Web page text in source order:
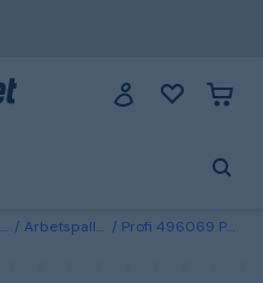
Arbetspallar & liggbrädor Profi 496069 PELA Arbetspall med hjul, 450-560 mm